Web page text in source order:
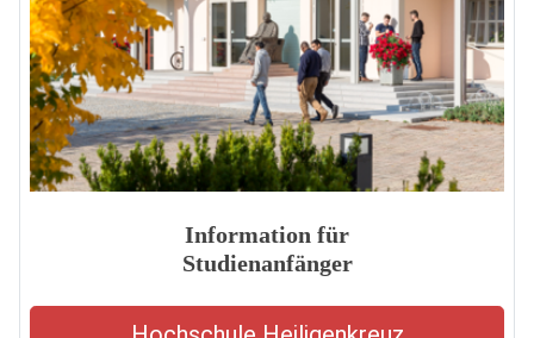
Information für
Studienanfänger